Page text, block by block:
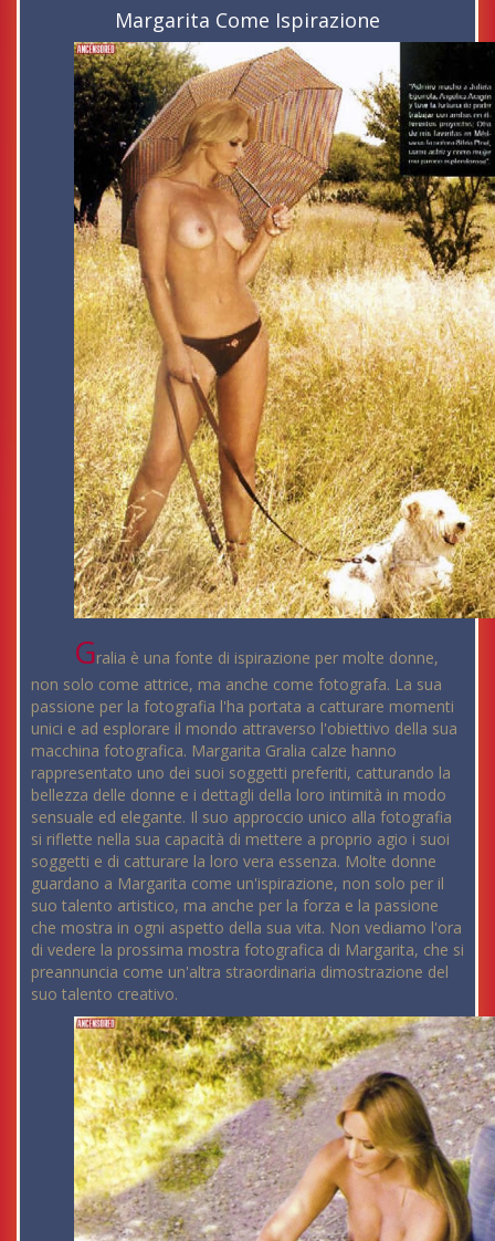
Margarita Come Ispirazione
Gralia è una fonte di ispirazione per molte donne,
non solo come attrice, ma anche come fotografa. La sua
passione per la fotografia l'ha portata a catturare momenti
unici e ad esplorare il mondo attraverso l'obiettivo della sua
macchina fotografica. Margarita Gralia calze hanno
rappresentato uno dei suoi soggetti preferiti, catturando la
bellezza delle donne e i dettagli della loro intimità in modo
sensuale ed elegante. Il suo approccio unico alla fotografia
si riflette nella sua capacità di mettere a proprio agio i suoi
soggetti e di catturare la loro vera essenza. Molte donne
guardano a Margarita come un'ispirazione, non solo per il
suo talento artistico, ma anche per la forza e la passione
che mostra in ogni aspetto della sua vita. Non vediamo l'ora
di vedere la prossima mostra fotografica di Margarita, che si
preannuncia come un'altra straordinaria dimostrazione del
suo talento creativo.